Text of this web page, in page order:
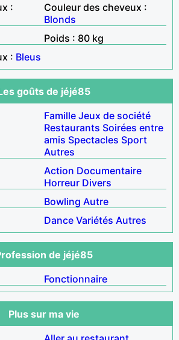
:
Couleur des cheveux :
Blonds
Poids : 80 kg
: Bleus
goûts de jéjé85
Famille Jeux de société
Restaurants Soirées entre
amis Spectacles Sport
Autres
Action Documentaire
Horreur Divers
Bowling Autre
Dance Variétés Autres
de jéjé85
Fonctionnaire
Plus sur ma vie